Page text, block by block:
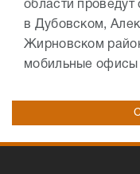
области проведут
в Дубовском,
Жирновском
мобильные офисы